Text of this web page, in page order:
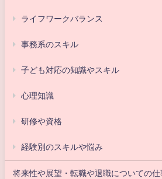
ライフワークバランス
事務系のスキル
子ども対応の知識やスキル
心理知識
研修や資格
経験別のスキルや悩み
将来性や展望・転職や退職についての仕